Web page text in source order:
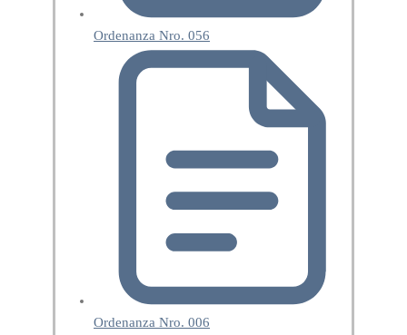
Ordenanza Nro. 056
Ordenanza Nro. 006